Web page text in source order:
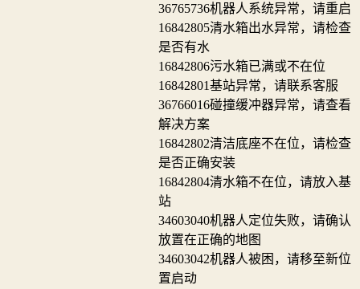
36765736机器人系统异常，请重启
16842805清水箱出水异常，请检查
是否有水
16842806污水箱已满或不在位
16842801基站异常，请联系客服
36766016碰撞缓冲器异常，请查看
解决方案
16842802清洁底座不在位，请检查
是否正确安装
16842804清水箱不在位，请放入基
站
34603040机器人定位失败，请确认
放置在正确的地图
34603042机器人被困，请移至新位
置启动